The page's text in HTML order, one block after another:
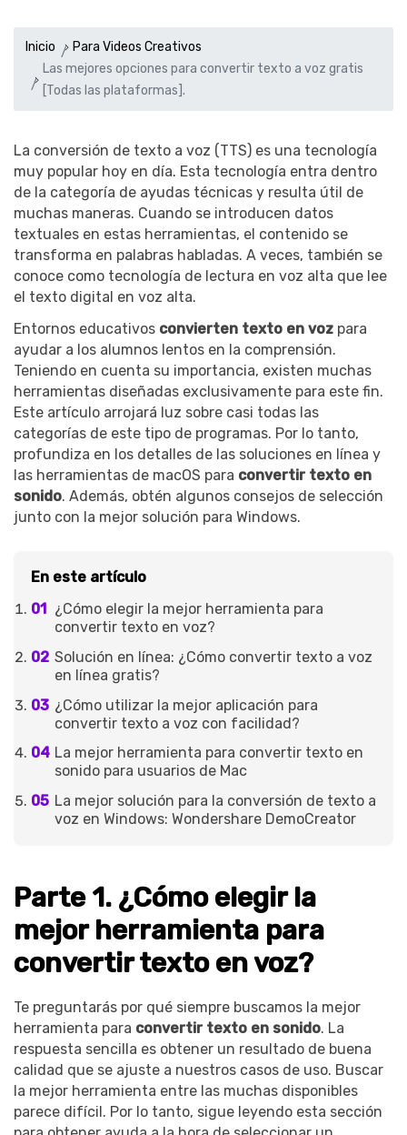
Inicio
Para Videos Creativos
Las mejores opciones para convertir texto a voz gratis
[Todas las plataformas].
La conversión de texto a voz (TTS) es una tecnología
muy popular hoy en día. Esta tecnología entra dentro
de la categoría de ayudas técnicas y resulta útil de
muchas maneras. Cuando se introducen datos
textuales en estas herramientas, el contenido se
transforma en palabras habladas. A veces, también se
conoce como tecnología de lectura en voz alta que lee
el texto digital en voz alta.
Entornos educativos convierten texto en voz para
ayudar a los alumnos lentos en la comprensión.
Teniendo en cuenta su importancia, existen muchas
herramientas diseñadas exclusivamente para este fin.
Este artículo arrojará luz sobre casi todas las
categorías de este tipo de programas. Por lo tanto,
profundiza en los detalles de las soluciones en línea y
las herramientas de macOS para convertir texto en
sonido. Además, obtén algunos consejos de selección
junto con la mejor solución para Windows.
En este artículo
¿Cómo elegir la mejor herramienta para
convertir texto en voz?
Solución en línea: ¿Cómo convertir texto a voz
en línea gratis?
¿Cómo utilizar la mejor aplicación para
convertir texto a voz con facilidad?
La mejor herramienta para convertir texto en
sonido para usuarios de Mac
La mejor solución para la conversión de texto a
voz en Windows: Wondershare DemoCreator
Parte 1. ¿Cómo elegir la
mejor herramienta para
convertir texto en voz?
Te preguntarás por qué siempre buscamos la mejor
herramienta para convertir texto en sonido. La
respuesta sencilla es obtener un resultado de buena
calidad que se ajuste a nuestros casos de uso. Buscar
la mejor herramienta entre las muchas disponibles
parece difícil. Por lo tanto, sigue leyendo esta sección